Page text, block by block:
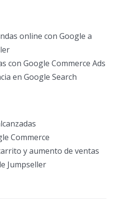
online con Google a
con Google Commerce Ads
en Google Search
Commerce
y aumento de ventas
Jumpseller